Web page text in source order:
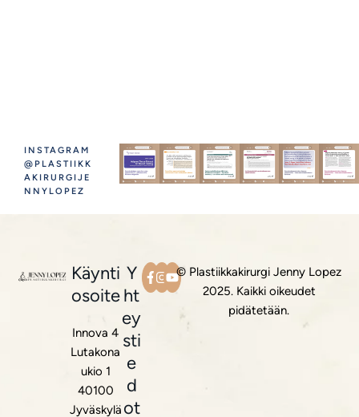
INSTAGRAM
@PLASTIIKK
AKIRURGIJE
NNYLOPEZ
Käynti
osoite
Innova 4
Lutakona
ukio 1
40100
Jyväskylä
Y
ht
ey
sti
e
d
ot
© Plastiikkakirurgi Jenny Lopez
2025. Kaikki oikeudet
pidätetään.